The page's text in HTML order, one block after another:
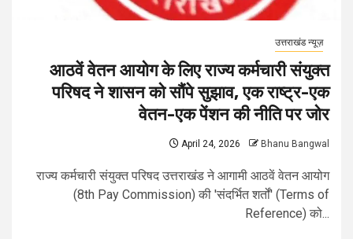
उत्तराखंड न्यूज़
आठवें वेतन आयोग के लिए राज्य कर्मचारी संयुक्त
परिषद ने शासन को सौंपे सुझाव, एक राष्ट्र-एक
वेतन-एक पेंशन की नीति पर जोर
April 24, 2026 Bhanu Bangwal
राज्य कर्मचारी संयुक्त परिषद उत्तराखंड ने आगामी आठवें वेतन आयोग
(8th Pay Commission) की 'संदर्भित शर्तों' (Terms of
Reference) को...